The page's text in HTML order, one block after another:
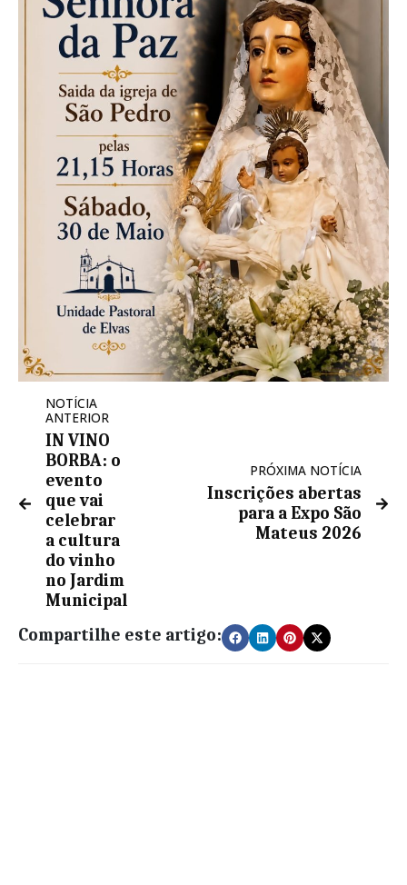
NOTÍCIA
ANTERIOR
IN VINO
BORBA: o
evento
que vai
celebrar
a cultura
do vinho
no Jardim
Municipal
PRÓXIMA NOTÍCIA
Inscrições abertas
para a Expo São
Mateus 2026
Compartilhe este artigo: